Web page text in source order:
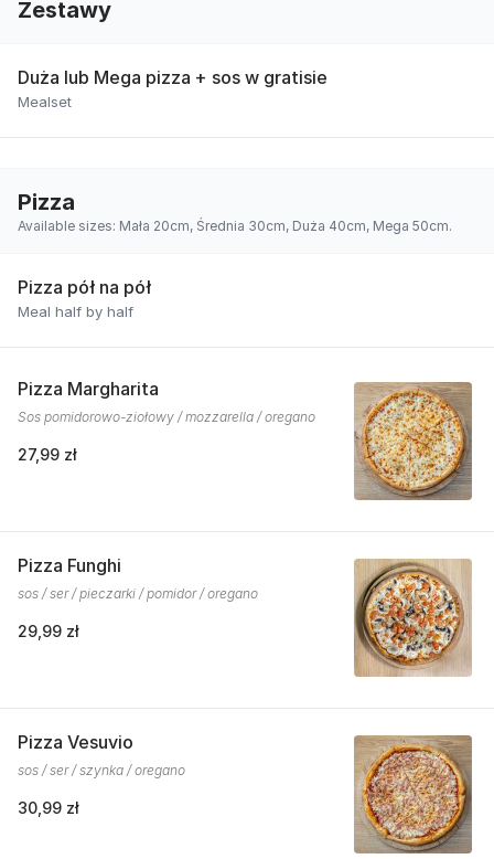
Zestawy
Duża lub Mega pizza + sos w gratisie
Mealset
Pizza
Available sizes: Mała 20cm, Średnia 30cm, Duża 40cm, Mega 50cm.
Pizza pół na pół
Meal half by half
Pizza Margharita
Sos pomidorowo-ziołowy / mozzarella / oregano
27,99 zł
Pizza Funghi
sos / ser / pieczarki / pomidor / oregano
29,99 zł
Pizza Vesuvio
sos / ser / szynka / oregano
30,99 zł